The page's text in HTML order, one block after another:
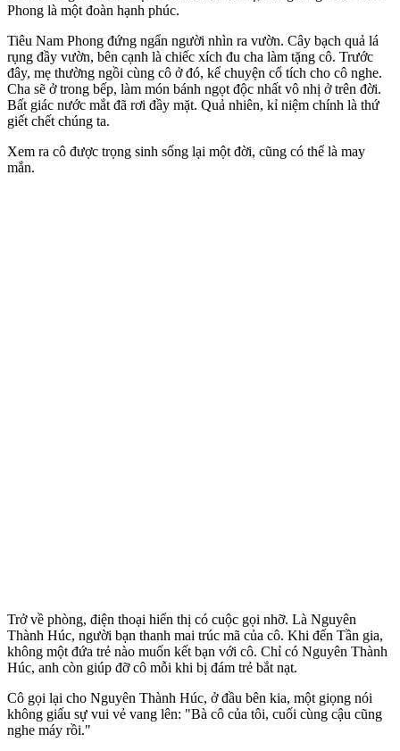
Phong là một đoàn hạnh phúc.
Tiêu Nam Phong đứng ngẩn người nhìn ra vườn. Cây bạch quả lá
rụng đầy vườn, bên cạnh là chiếc xích đu cha làm tặng cô. Trước
đây, mẹ thường ngồi cùng cô ở đó, kể chuyện cổ tích cho cô nghe.
Cha sẽ ở trong bếp, làm món bánh ngọt độc nhất vô nhị ở trên đời.
Bất giác nước mắt đã rơi đầy mặt. Quả nhiên, kỉ niệm chính là thứ
giết chết chúng ta.
Xem ra cô được trọng sinh sống lại một đời, cũng có thể là may
mắn.
Trở về phòng, điện thoại hiển thị có cuộc gọi nhỡ. Là Nguyên
Thành Húc, người bạn thanh mai trúc mã của cô. Khi đến Tần gia,
không một đứa trẻ nào muốn kết bạn với cô. Chỉ có Nguyên Thành
Húc, anh còn giúp đỡ cô mỗi khi bị đám trẻ bắt nạt.
Cô gọi lại cho Nguyên Thành Húc, ở đầu bên kia, một giọng nói
không giấu sự vui vẻ vang lên: "Bà cô của tôi, cuối cùng cậu cũng
nghe máy rồi."